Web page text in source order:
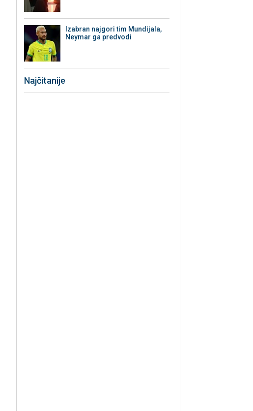
Izabran najgori tim Mundijala,
Neymar ga predvodi
Najčitanije